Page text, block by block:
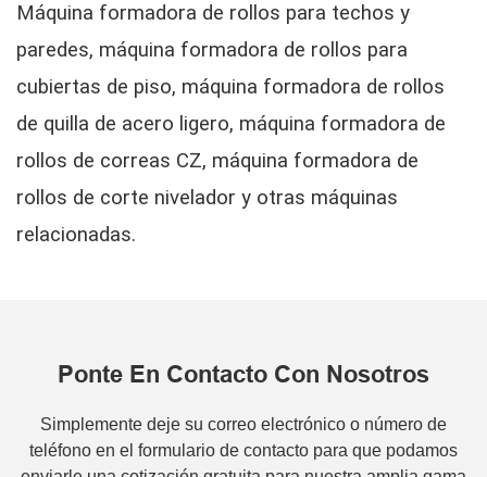
Máquina formadora de rollos para techos y
paredes, máquina formadora de rollos para
cubiertas de piso, máquina formadora de rollos
de quilla de acero ligero, máquina formadora de
rollos de correas CZ, máquina formadora de
rollos de corte nivelador y otras máquinas
relacionadas.
Ponte En Contacto Con Nosotros
Simplemente deje su correo electrónico o número de
teléfono en el formulario de contacto para que podamos